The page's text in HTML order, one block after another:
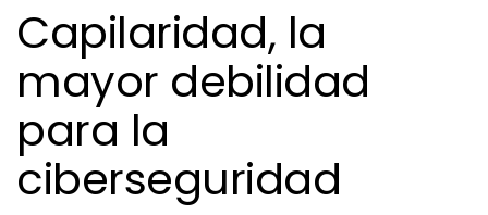
Capilaridad, la
mayor debilidad
para la
ciberseguridad